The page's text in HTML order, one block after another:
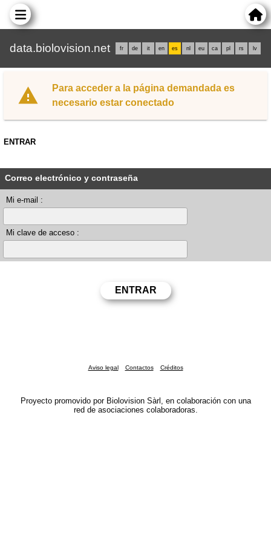
data.biolovision.net fr de it en es nl eu ca pl rs lv
Para acceder a la página demandada es
necesario estar conectado
ENTRAR
Correo electrónico y contraseña
Mi e-mail :
Mi clave de acceso :
Aviso legal Contactos Créditos
Proyecto promovido por Biolovision Sàrl, en colaboración con una
red de asociaciones colaboradoras.